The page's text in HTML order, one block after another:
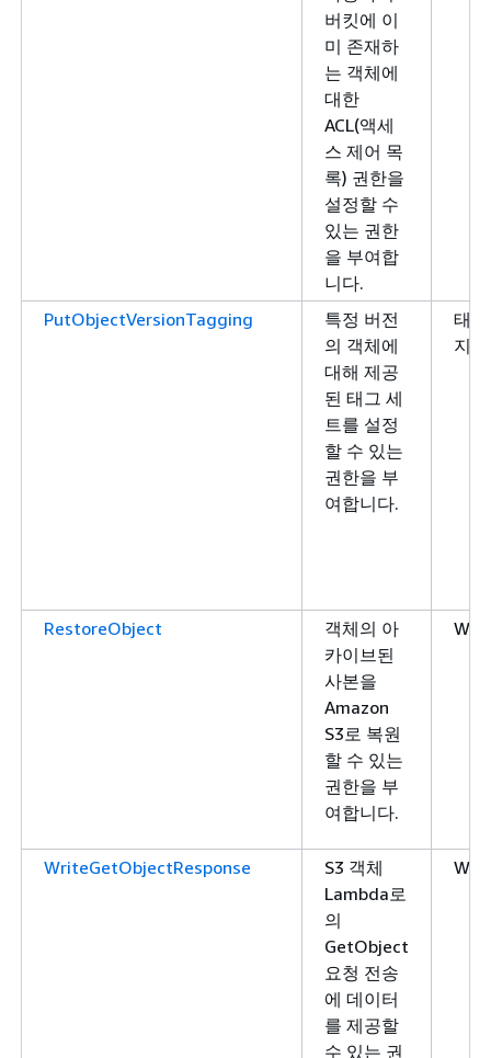
버킷에 이
미 존재하
는 객체에
대한
ACL(액세
스 제어 목
록) 권한을
설정할 수
있는 권한
을 부여합
니다.
PutObjectVersionTagging
특정 버전
의 객체에
대해 제공
된 태그 세
트를 설정
할 수 있는
권한을 부
여합니다.
태그
지정
RestoreObject
객체의 아
카이브된
사본을
Amazon
S3로 복원
할 수 있는
권한을 부
여합니다.
WriteGetObjectResponse
S3 객체
Lambda로
의
GetObject
요청 전송
에 데이터
를 제공할
수 있는 권